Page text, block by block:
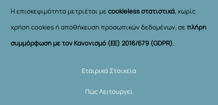
Η επισκεψιμότητα μετριέται μεcookieless στατιστικά, χωρίς
χρήση cookies ή αποθήκευση προσωπικών δεδομένων, σεπλήρη
συμμόρφωση με τον Κανονισμό (ΕΕ) 2016/679 (GDPR).
Εταιρικά Στοιχεία
Πώς Λειτουργεί